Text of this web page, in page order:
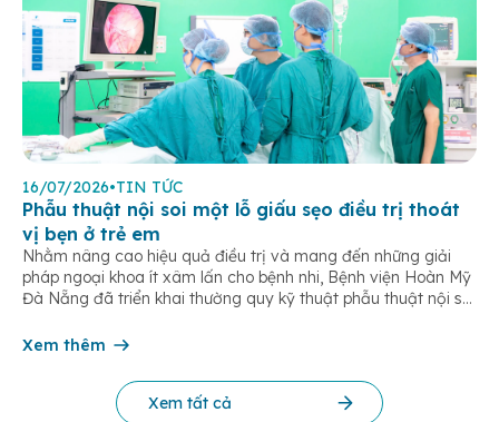
16/07/2026•TIN TỨC
Phẫu thuật nội soi một lỗ giấu sẹo điều trị thoát
vị bẹn ở trẻ em
Nhằm nâng cao hiệu quả điều trị và mang đến những giải
pháp ngoại khoa ít xâm lấn cho bệnh nhi, Bệnh viện Hoàn Mỹ
Đà Nẵng đã triển khai thường quy kỹ thuật phẫu thuật nội soi
hiện đại giúp […]
Xem thêm
Xem tất cả